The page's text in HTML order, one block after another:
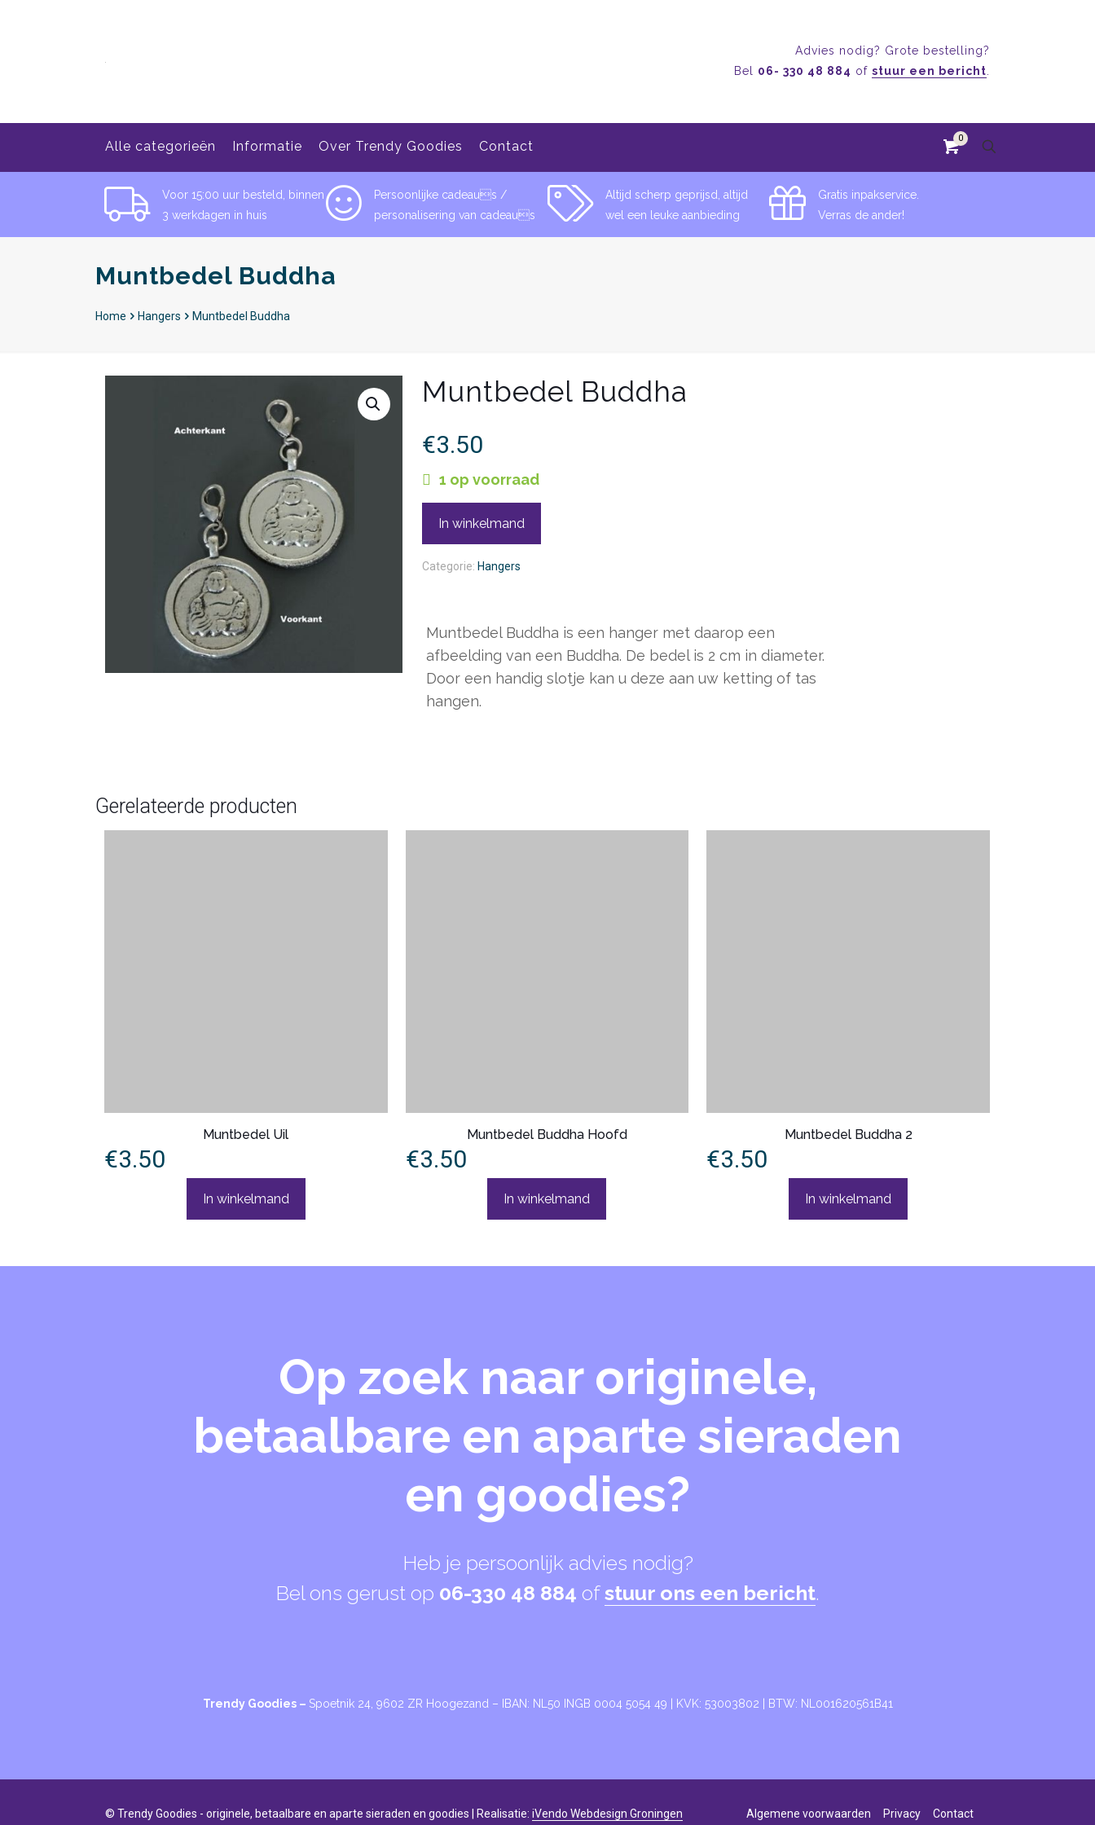
Alle categorieën Informatie Over Trendy Goodies Contact
Advies nodig? Grote bestelling?
Bel 06- 330 48 884 of stuur een bericht
0
Voor 15:00 uur besteld, binnen
3 werkdagen in huis
Persoonlijke cadeaus /
personalisering van cadeaus
Altijd scherp geprijsd, altijd
wel een leuke aanbieding
Gratis inpakservice.
Verras de ander!
Muntbedel Buddha
Home Hangers Muntbedel Buddha
Muntbedel Buddha
€3.50
1 op voorraad
In winkelmand
Categorie: Hangers
Muntbedel Buddha is een hanger met daarop een
afbeelding van een Buddha. De bedel is 2 cm in diameter.
Door een handig slotje kan u deze aan uw ketting of tas
hangen.
Gerelateerde producten
Muntbedel Uil
€3.50
In winkelmand
Muntbedel Buddha Hoofd
€3.50
In winkelmand
Muntbedel Buddha 2
€3.50
In winkelmand
Op zoek naar originele,
betaalbare en aparte sieraden
en goodies?
Heb je persoonlijk advies nodig?
Bel ons gerust op 06-330 48 884 ofstuur ons een bericht.
Trendy Goodies – Spoetnik 24, 9602 ZR Hoogezand – IBAN: NL50 INGB 0004 5054 49 | KVK: 53003802 | BTW: NL001620561B41
© Trendy Goodies - originele, betaalbare en aparte sieraden en goodies | Realisatie: iVendo Webdesign Groningen Algemene voorwaarden Privacy Contact